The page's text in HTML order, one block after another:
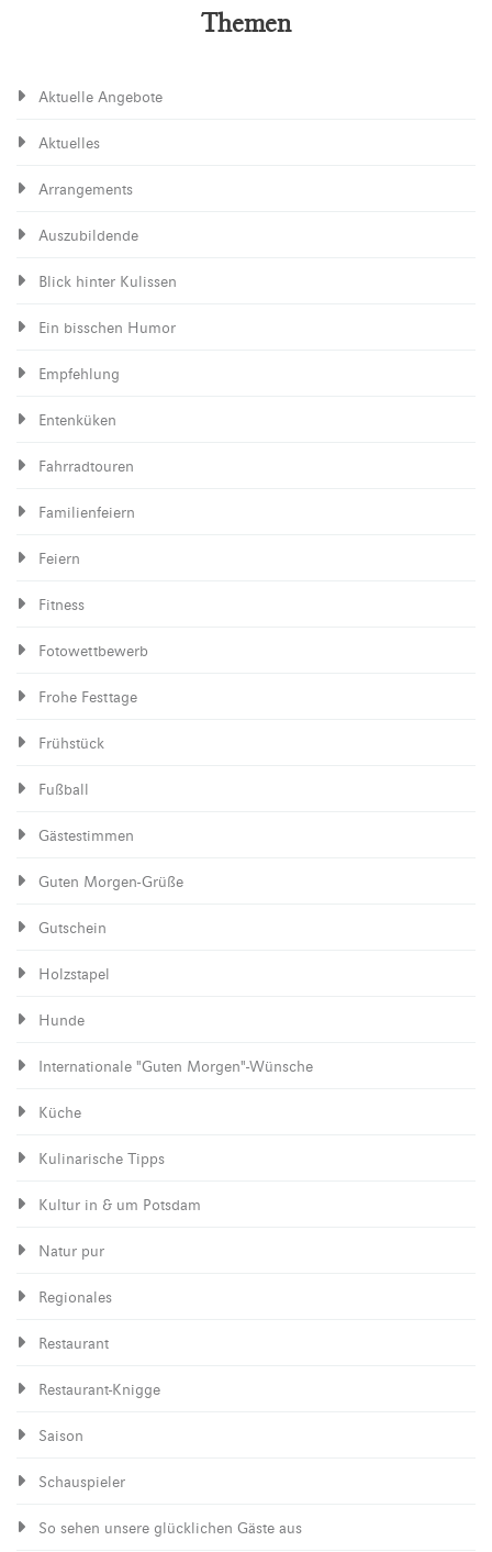
Themen
Aktuelle Angebote
Aktuelles
Arrangements
Auszubildende
Blick hinter Kulissen
Ein bisschen Humor
Empfehlung
Entenküken
Fahrradtouren
Familienfeiern
Feiern
Fitness
Fotowettbewerb
Frohe Festtage
Frühstück
Fußball
Gästestimmen
Guten Morgen-Grüße
Gutschein
Holzstapel
Hunde
Internationale "Guten Morgen"-Wünsche
Küche
Kulinarische Tipps
Kultur in & um Potsdam
Natur pur
Regionales
Restaurant
Restaurant-Knigge
Saison
Schauspieler
So sehen unsere glücklichen Gäste aus